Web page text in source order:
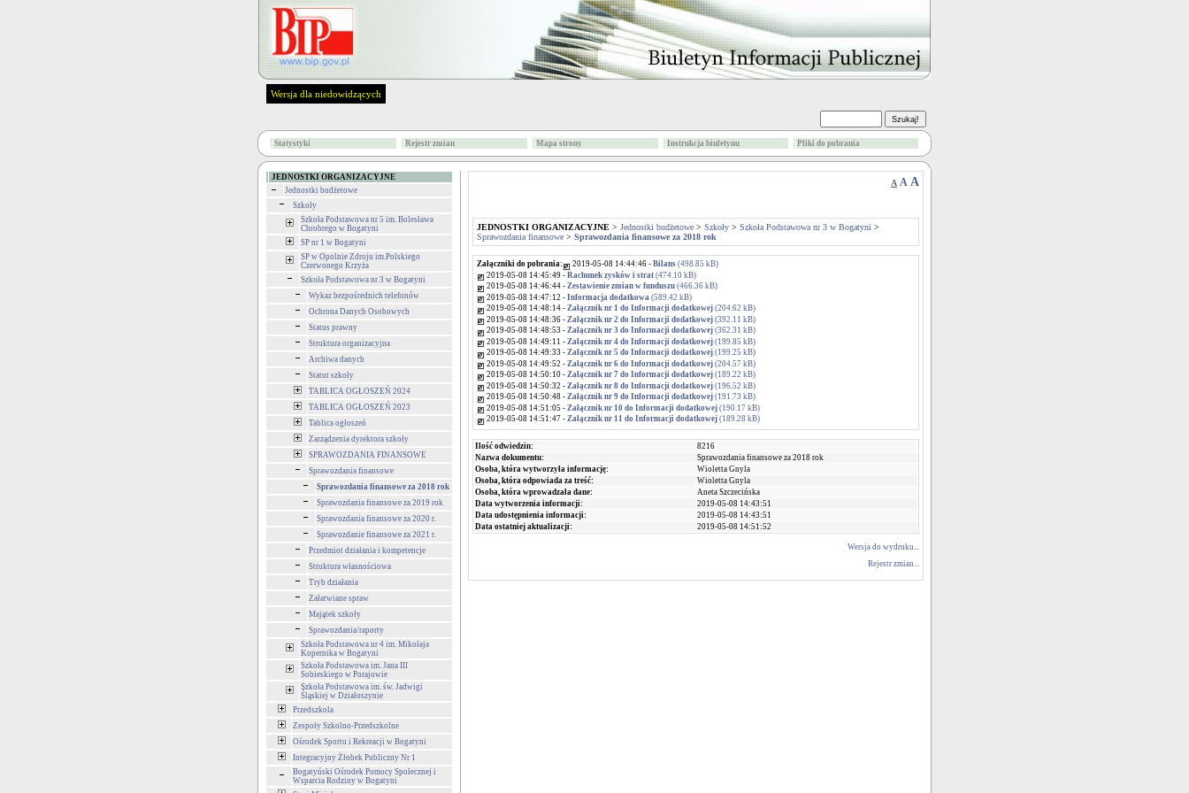
Wersja dla niedowidzących
Statystyki Rejestr zmian Mapa strony Instrukcja biuletynu Pliki do pobrania
JEDNOSTKI ORGANIZACYJNE
Jednostki budżetowe
Szkoły
Szkoła Podstawowa nr 5 im. Bolesława
Chrobrego w Bogatyni
SP nr 1 w Bogatyni
SP w Opolnie Zdroju im.Polskiego
Czerwonego Krzyża
Szkoła Podstawowa nr 3 w Bogatyni
Wykaz bezpośrednich telefonów
Ochrona Danych Osobowych
Status prawny
Struktura organizacyjna
Archiwa danych
Statut szkoły
TABLICA OGŁOSZEŃ 2024
TABLICA OGŁOSZEŃ 2023
Tablica ogłoszeń
Zarządzenia dyrektora szkoły
SPRAWOZDANIA FINANSOWE
Sprawozdania finansowe
Sprawozdania finansowe za 2018 rok
Sprawozdania finansowe za 2019 rok
Sprawozdania finansowe za 2020 r.
Sprawozdanie finansowe za 2021 r.
Przedmiot działania i kompetencje
Struktura własnościowa
Tryb działania
Załatwiane spraw
Majątek szkoły
Sprawozdania/raporty
Szkoła Podstawowa nr 4 im. Mikołaja
Kopernika w Bogatyni
Szkoła Podstawowa im. Jana III
Sobieskiego w Porajowie
Szkoła Podstawowa im. św. Jadwigi
Śląskiej w Działoszynie
Przedszkola
Zespoły Szkolno-Przedszkolne
Ośrodek Sportu i Rekreacji w Bogatyni
Integracyjny Żłobek Publiczny Nr 1
Bogatyński Ośrodek Pomocy Społecznej i
Wsparcia Rodziny w Bogatyni
A A A
JEDNOSTKI ORGANIZACYJNE > Jednostki budżetowe > Szkoły > Szkoła Podstawowa nr 3 w Bogatyni >
Sprawozdania finansowe > Sprawozdania finansowe za 2018 rok
Załączniki do pobrania: 2019-05-08 14:44:46 - Bilans (498.85 kB)
2019-05-08 14:45:49 - Rachunek zysków i strat (474.10 kB)
2019-05-08 14:46:44 - Zestawienie zmian w funduszu (466.36 kB)
2019-05-08 14:47:12 - Informacja dodatkowa (589.42 kB)
2019-05-08 14:48:14 - Załącznik nr 1 do Informacji dodatkowej (204.62 kB)
2019-05-08 14:48:36 - Załącznik nr 2 do Informacji dodatkowej (392.11 kB)
2019-05-08 14:48:53 - Załącznik nr 3 do Informacji dodatkowej (362.31 kB)
2019-05-08 14:49:11 - Załącznik nr 4 do Informacji dodatkowej (199.85 kB)
2019-05-08 14:49:33 - Załącznik nr 5 do Informacji dodatkowej (199.25 kB)
2019-05-08 14:49:52 - Załącznik nr 6 do Informacji dodatkowej (204.57 kB)
2019-05-08 14:50:10 - Załącznik nr 7 do Informacji dodatkowej (189.22 kB)
2019-05-08 14:50:32 - Załącznik nr 8 do Informacji dodatkowej (196.52 kB)
2019-05-08 14:50:48 - Załącznik nr 9 do Informacji dodatkowej (191.73 kB)
2019-05-08 14:51:05 - Załącznik nr 10 do Informacji dodatkowej (190.17 kB)
2019-05-08 14:51:47 - Załącznik nr 11 do Informacji dodatkowej (189.28 kB)
Ilość odwiedzin:
8216
Nazwa dokumentu:
Sprawozdania finansowe za 2018 rok
Osoba, która wytworzyła informację:
Wioletta Gnyla
Osoba, która odpowiada za treść:
Wioletta Gnyla
Osoba, która wprowadzała dane:
Aneta Szczecińska
Data wytworzenia informacji:
2019-05-08 14:43:51
Data udostępnienia informacji:
2019-05-08 14:43:51
Data ostatniej aktualizacji:
2019-05-08 14:51:52
Wersja do wydruku...
Rejestr zmian...